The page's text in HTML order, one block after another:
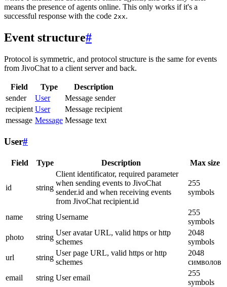
means the presence of agents online. This only works if it's a
successful response with the code 2xx.
Event structure#
Protocol is symmetric, and protocol structure is the same for events
from JivoChat to a client server and back.
Field Type
Description
sender
User
Message sender
recipient User
Message recipient
message Message Message text
User#
Field Type Description Max size
id string
Client identificator, required parameter
when sending events to JivoChat
sender.id and when receiving events
from JivoChat recipient.id
255
symbols
name string Username
255
symbols
photo
string
User avatar URL, valid https or http
schemes
2048
symbols
url
string
User page URL, valid https or http
schemes
2048
символов
email
string User email
255
symbols